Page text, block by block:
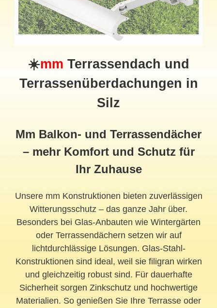
☀️mm Terrassendach und
Terrassenüberdachungen in
Silz
Mm Balkon- und Terrassendächer
– mehr Komfort und Schutz für
Ihr Zuhause
Unsere mm Konstruktionen bieten zuverlässigen
Witterungsschutz – das ganze Jahr über.
Besonders bei Glas-Anbauten wie Wintergärten
oder Terrassendächern setzen wir auf
lichtdurchlässige Lösungen. Glas-Stahl-
Konstruktionen sind ideal, weil sie filigran wirken
und gleichzeitig robust sind. Für dauerhafte
Sicherheit sorgen Zinkschutz und hochwertige
Materialien. So genießen Sie Ihre Terrasse oder